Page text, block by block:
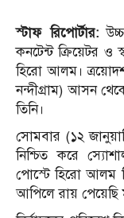
স্টাফ রিপোর্টার:
কনটেন্ট ক্রিয়েটর ও
হিরো আলম।
নন্দীগ্রাম) আসন
তিনি।
সোমবার (১২
নিশ্চিত করে
পোস্টে হিরো আলম
আপিলে রায় পেয়েছি